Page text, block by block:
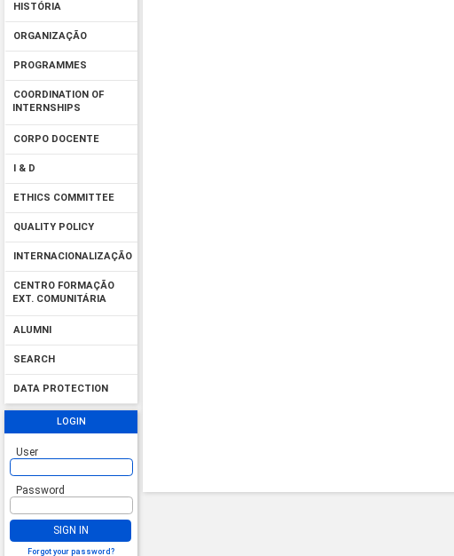
HISTÓRIA
ORGANIZAÇÃO
PROGRAMMES
COORDINATION OF
INTERNSHIPS
CORPO DOCENTE
I & D
ETHICS COMMITTEE
QUALITY POLICY
INTERNACIONALIZAÇÃO
CENTRO FORMAÇÃO
EXT. COMUNITÁRIA
ALUMNI
SEARCH
DATA PROTECTION
LOGIN
User
Password
SIGN IN
Forgot your password?